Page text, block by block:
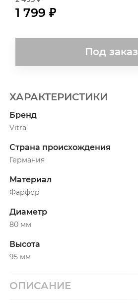
1 799 ₽
Под заказ
ХАРАКТЕРИСТИКИ
Бренд
Vitra
Страна происхождения
Германия
Материал
Фарфор
Диаметр
80 мм
Высота
95 мм
ОПИСАНИЕ